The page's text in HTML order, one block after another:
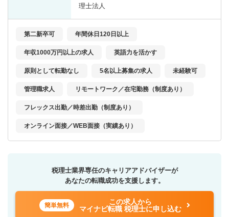
理士法人
第二新卒可 年間休日120日以上
年収1000万円以上の求人 英語力を活かす
原則として転勤なし 5名以上募集の求人 未経験可
管理職求人 リモートワーク／在宅勤務（制度あり）
フレックス出勤／時差出勤（制度あり）
オンライン面接／WEB面接（実績あり）
税理士業界専任のキャリアアドバイザーが
あなたの転職成功を支援します。
簡単無料
この求人から
マイナビ転職 税理士に申し込む